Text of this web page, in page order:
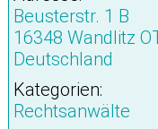
Beusterstr. 1 B
16348 Wandlitz
Deutschland
Kategorien:
Rechtsanwälte